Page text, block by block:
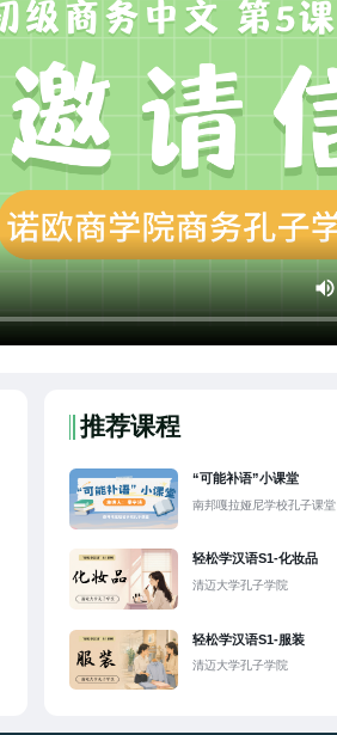
推荐课程
“可能补语”小课堂
南邦嘎拉娅尼学校孔子课堂
轻松学汉语S1-化妆品
清迈大学孔子学院
轻松学汉语S1-服装
清迈大学孔子学院